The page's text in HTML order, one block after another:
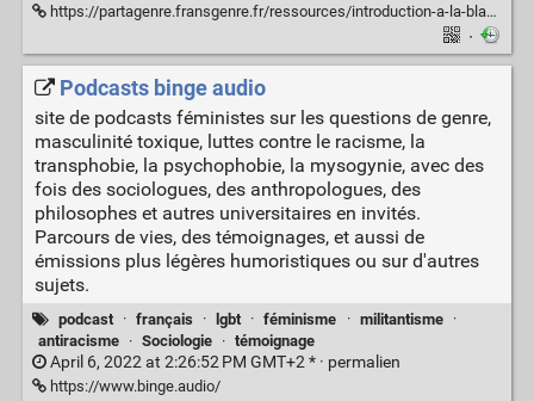
https://partagenre.fransgenre.fr/ressources/introduction-a-la-blanchite-en-milieu-queer
·
Podcasts binge audio
site de podcasts féministes sur les questions de genre,
masculinité toxique, luttes contre le racisme, la
transphobie, la psychophobie, la mysogynie, avec des
fois des sociologues, des anthropologues, des
philosophes et autres universitaires en invités.
Parcours de vies, des témoignages, et aussi de
émissions plus légères humoristiques ou sur d'autres
sujets.
podcast · français · lgbt · féminisme · militantisme
·
antiracisme
· Sociologie · témoignage
April 6, 2022 at 2:26:52 PM GMT+2 * · permalien
https://www.binge.audio/